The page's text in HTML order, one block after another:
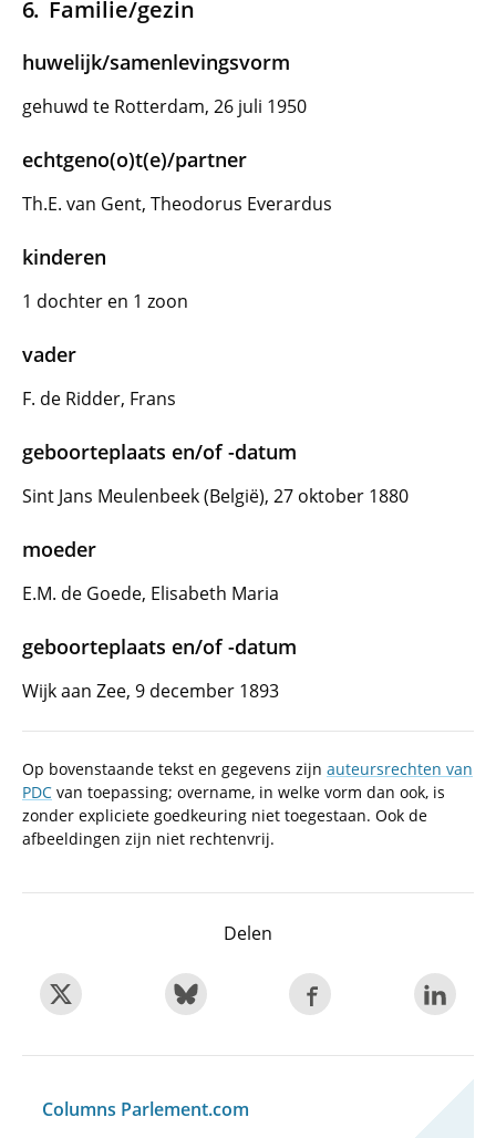
Familie/gezin
huwelijk/samenlevingsvorm
gehuwd te Rotterdam, 26 juli 1950
echtgeno(o)t(e)/partner
Th.E. van Gent, Theodorus Everardus
kinderen
1 dochter en 1 zoon
vader
F. de Ridder, Frans
geboorteplaats en/of -datum
Sint Jans Meulenbeek (België), 27 oktober 1880
moeder
E.M. de Goede, Elisabeth Maria
geboorteplaats en/of -datum
Wijk aan Zee, 9 december 1893
Op bovenstaande tekst en gegevens zijn auteursrechten van
PDC van toepassing; overname, in welke vorm dan ook, is
zonder expliciete goedkeuring niet toegestaan. Ook de
afbeeldingen zijn niet rechtenvrij.
Delen
Columns Parlement.com